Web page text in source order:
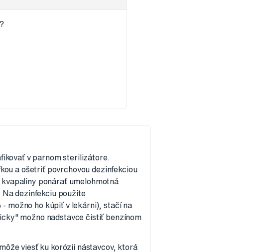
v parnom sterilizátore.
a ošetriť povrchovou dezinfekciou
ponárať umelohmotná
Na dezinfekciu použite
možno ho kúpiť v lekárni), stačí na
možno nadstavce čistiť benzínom
viesť ku korózii nástavcov, ktorá